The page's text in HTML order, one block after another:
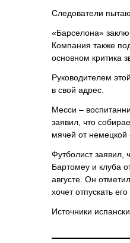
Следователи
«Барселона»
Компания также
основном критика
Руководителем
в свой адрес.
Месси –
заявил, что
мячей от немецкой
Футболист заявил,
Бартомеу и клуба
августе. Он
хочет отпускать
Источники